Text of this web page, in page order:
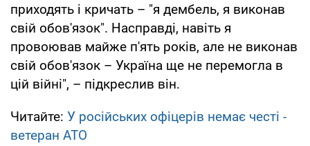
приходять і кричать – "я дембель, я виконав
свій обов'язок". Насправді, навіть я
провоював майже п'ять років, але не виконав
свій обов'язок – Україна ще не перемогла в
цій війні", – підкреслив він.
Читайте: У російських офіцерів немає честі -
ветеран АТО